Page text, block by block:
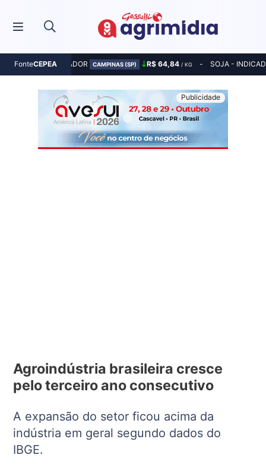
FonteCEPEA
MILHO - INDICADOR CAMPINAS (SP) R$ 64,84 / KG SOJA -
Agroindústria brasileira cresce
pelo terceiro ano consecutivo
A expansão do setor ficou acima da
indústria em geral segundo dados do
IBGE.